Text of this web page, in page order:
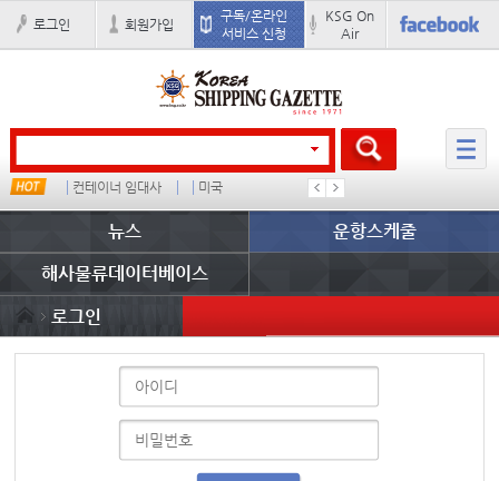
로그인 회원가입
구독/온라인
서비스 신청
KSG On
Air
컨테이너 임대사 미국
뉴스 운항스케줄
해사물류데이터베이스
로그인